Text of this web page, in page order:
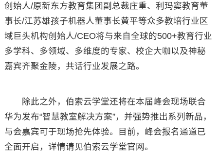
创始人/原新东方教育集团副总裁庄重、利玛窦教育董
事长/江苏雄孩子机器人董事长黄平等众多教培行业区
域巨头机构创始人/CEO将与来自全球的500+教育行业
多学科、多领域、多维度的专家、校企大咖以及神秘
嘉宾齐聚金陵，共话行业发展之路。
除此之外，伯索云学堂还将在本届峰会现场联合
华为发布“智慧教室解决方案”，并强势推出系列新品，
与会嘉宾可于现场抢先体验。目前，峰会报名通道已
全面开启，详情请见伯索云学堂官网。